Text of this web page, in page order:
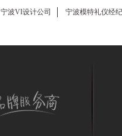
宁波VI设计公司
宁波模特礼仪经